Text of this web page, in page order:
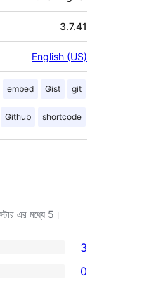
3.7.41
English (US)
embed Gist git
Github shortcode
এর মধ্যে 5 ।
3
0